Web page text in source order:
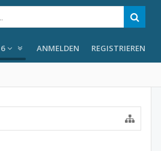
6 ANMELDEN REGISTRIEREN